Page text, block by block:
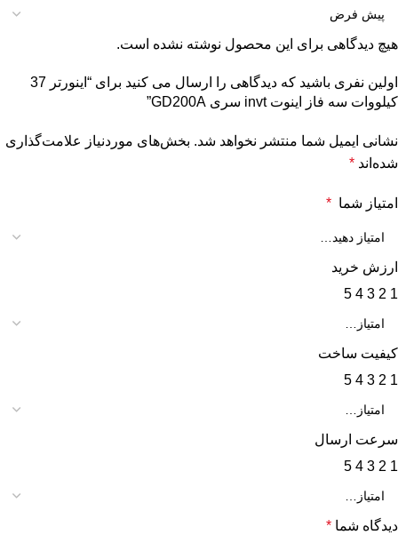
هیچ دیدگاهی برای این محصول نوشته نشده است.
اولین نفری باشید که دیدگاهی را ارسال می کنید برای “اينورتر 37
کیلووات سه فاز اینوت invt سری GD200A”
نشانی ایمیل شما منتشر نخواهد شد. بخش‌های موردنیاز علامت‌گذاری
شده‌اند *
امتیاز شما *
ارزش خرید
1
2
3
4
5
کیفیت ساخت
1
2
3
4
5
سرعت ارسال
1
2
3
4
5
دیدگاه شما *